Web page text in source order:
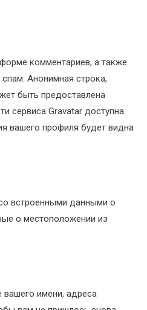
комментариев, а также
Анонимная строка,
быть предоставлена
сервиса Gravatar доступна
вашего профиля будет видна
встроенными данными о
о местоположении из
вашего имени, адреса